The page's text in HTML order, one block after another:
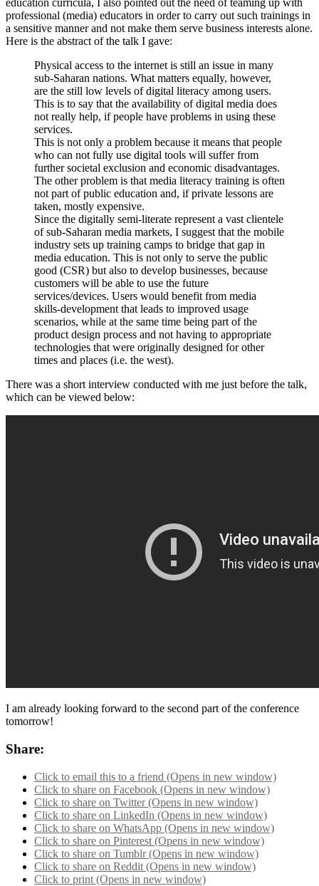
education curricula, I also pointed out the need of teaming up with
professional (media) educators in order to carry out such trainings in
a sensitive manner and not make them serve business interests alone.
Here is the abstract of the talk I gave:
Physical access to the internet is still an issue in many
sub-Saharan nations. What matters equally, however,
are the still low levels of digital literacy among users.
This is to say that the availability of digital media does
not really help, if people have problems in using these
services.
This is not only a problem because it means that people
who can not fully use digital tools will suffer from
further societal exclusion and economic disadvantages.
The other problem is that media literacy training is often
not part of public education and, if private lessons are
taken, mostly expensive.
Since the digitally semi-literate represent a vast clientele
of sub-Saharan media markets, I suggest that the mobile
industry sets up training camps to bridge that gap in
media education. This is not only to serve the public
good (CSR) but also to develop businesses, because
customers will be able to use the future
services/devices. Users would benefit from media
skills-development that leads to improved usage
scenarios, while at the same time being part of the
product design process and not having to appropriate
technologies that were originally designed for other
times and places (i.e. the west).
There was a short interview conducted with me just before the talk,
which can be viewed below:
I am already looking forward to the second part of the conference
tomorrow!
Share:
Click to email this to a friend (Opens in new window)
Click to share on Facebook (Opens in new window)
Click to share on Twitter (Opens in new window)
Click to share on LinkedIn (Opens in new window)
Click to share on WhatsApp (Opens in new window)
Click to share on Pinterest (Opens in new window)
Click to share on Tumblr (Opens in new window)
Click to share on Reddit (Opens in new window)
Click to print (Opens in new window)